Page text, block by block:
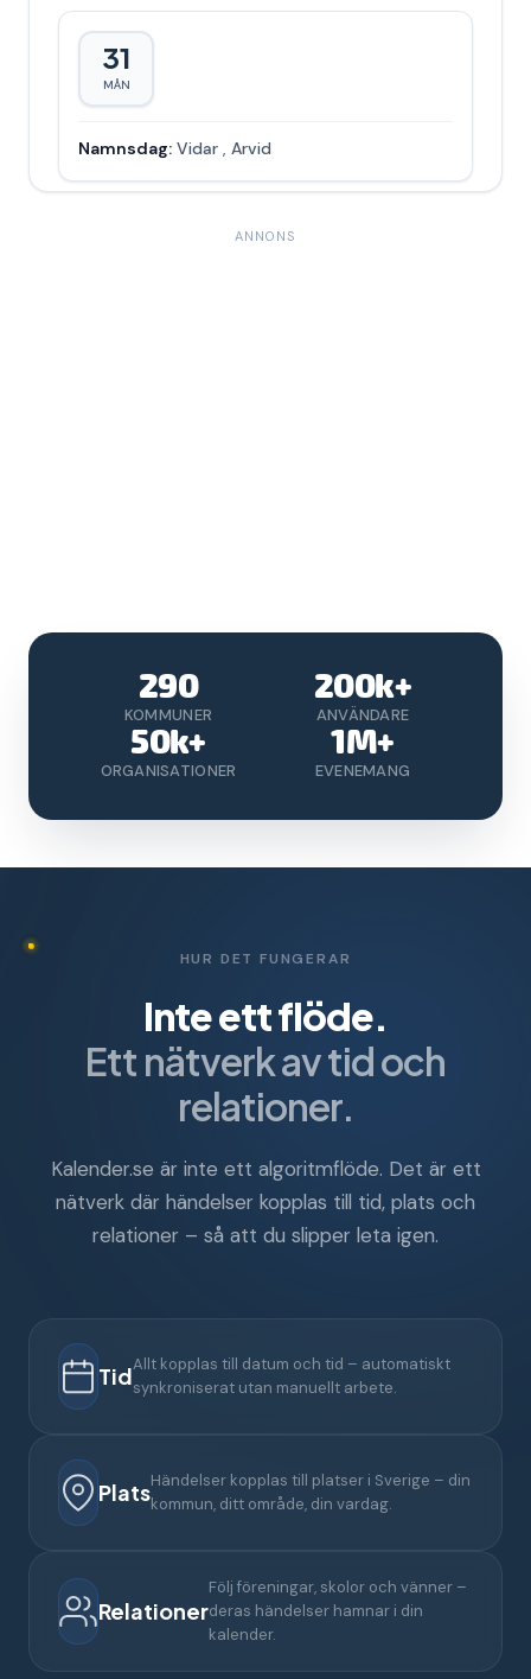
31
MÅN
Namnsdag: Vidar , Arvid
ANNONS
290
KOMMUNER
200k+
ANVÄNDARE
50k+
ORGANISATIONER
1M+
EVENEMANG
HUR DET FUNGERAR
Inte ett flöde.
Ett nätverk av tid och
relationer.
Kalender.se är inte ett algoritmflöde. Det är ett
nätverk där händelser kopplas till tid, plats och
relationer – så att du slipper leta igen.
TidAllt kopplas till datum och tid – automatiskt
synkroniserat utan manuellt arbete.
PlatsHändelser kopplas till platser i Sverige – din
kommun, ditt område, din vardag.
Relationer
Följ föreningar, skolor och vänner –
deras händelser hamnar i din
kalender.